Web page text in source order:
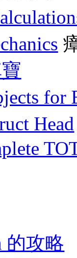
for
Head
的攻略